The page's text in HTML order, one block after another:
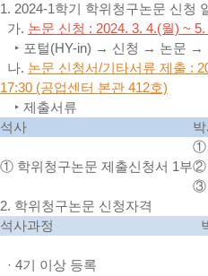
1. 2024-1학기 학위청구논문 신청
가. 논문 신청 : 2024. 3. 4.(월) ~
‣ 포털(HY-in) → 신청 → 논문 →
나. 논문 신청서/기타서류 제출 :
17:30 (공업센터 본관 412호)
‣ 제출서류
석사
① 학위청구논문 제출신청서 1부
①
②
③
2. 학위청구논문 신청자격
석사과정
· 4기 이상 등록